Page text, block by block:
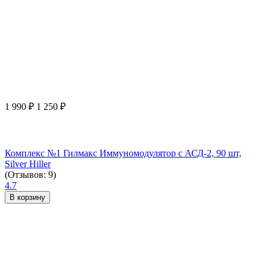
1 990 ₽ 1 250 ₽
Комплекс №1 Гилмакс Иммуномодулятор с АСД-2, 90 шт,
Silver Hiller
(Отзывов: 9)
4.7
В корзину